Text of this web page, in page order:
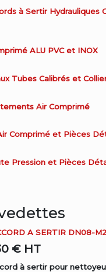
à Sertir Hydrauliques
ALU PVC et INOX
Tubes Calibrés et
Air Comprimé
Comprimé et Pièces
Pression et Pièces
A SERTIR DN08-
€ HT
à sertir pour